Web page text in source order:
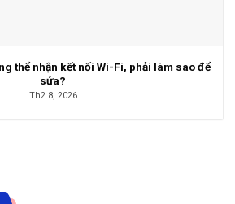
thể nhận kết nối Wi-Fi, phải làm sao để
sửa?
Th2 8, 2026